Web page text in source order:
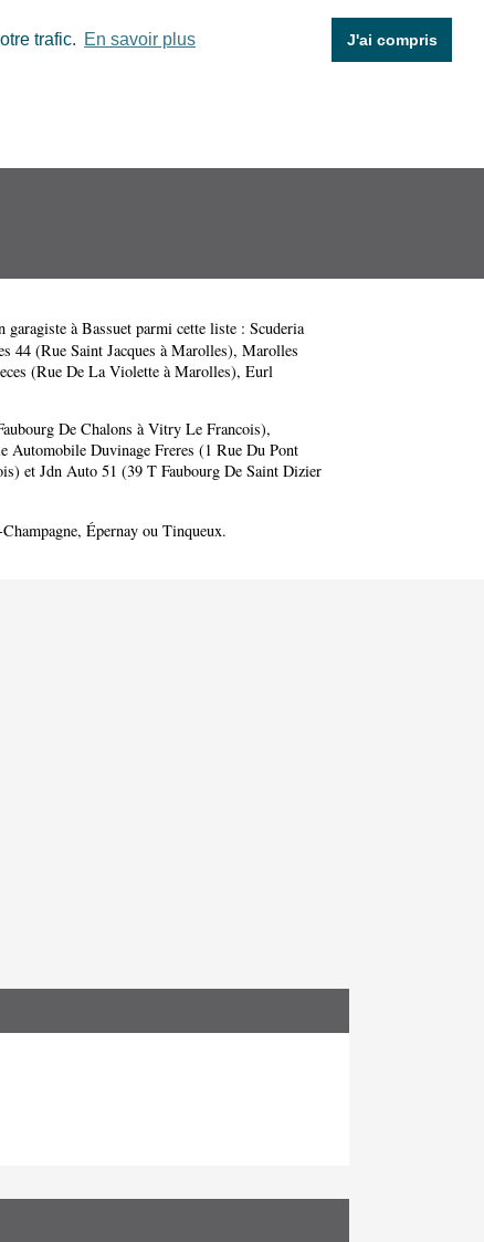
trafic. En savoir plus J'ai compris
garagiste à Bassuet parmi cette liste : Scuderia
44 (Rue Saint Jacques à Marolles), Marolles
(Rue De La Violette à Marolles), Eurl
De Chalons à Vitry Le Francois),
Automobile Duvinage Freres (1 Rue Du Pont
et Jdn Auto 51 (39 T Faubourg De Saint Dizier
, Épernay ou Tinqueux.